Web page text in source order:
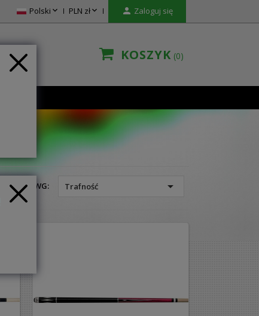
Polski PLN zł  Zaloguj się
KOSZYK 0
SORTUJ WG: Trafność 